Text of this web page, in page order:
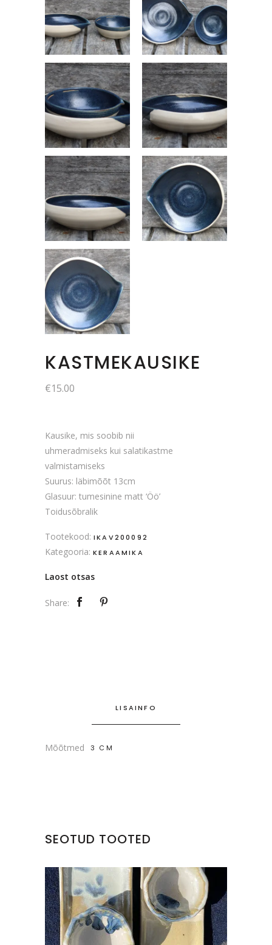
KASTMEKAUSIKE
€15.00
Kausike, mis soobib nii
uhmeradmiseks kui salatikastme
valmistamiseks
Suurus: läbimõõt 13cm
Glasuur: tumesinine matt ‘Öö’
Toidusõbralik
Tootekood: IKAV200092
Kategooria: KERAAMIKA
Laost otsas
Share:
LISAINFO
Mõõtmed 3 CM
SEOTUD TOOTED
SUSHI ALUS KOOS SOJA
KAUSIKESEGA